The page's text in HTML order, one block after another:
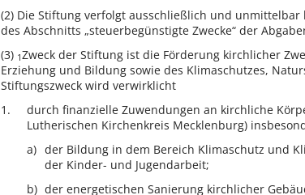
(2) Die Stiftung verfolgt ausschließlich und
des Abschnitts „steuerbegünstigte Zwecke“ der
(3) 1Zweck der Stiftung ist die Förderung kirchlicher
Erziehung und Bildung sowie des Klimaschutzes,
Stiftungszweck wird verwirklicht
durch finanzielle Zuwendungen an kirchliche
Lutherischen Kirchenkreis Mecklenburg)
der Bildung in dem Bereich Klimaschutz und
der Kinder- und Jugendarbeit;
der energetischen Sanierung kirchlicher